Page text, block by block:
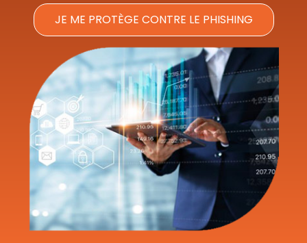
JE ME PROTÈGE CONTRE LE PHISHING